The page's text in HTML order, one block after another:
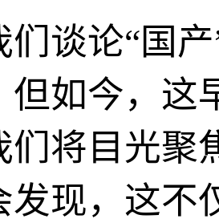
们谈论“国
但如今，这
们将目光聚
发现，这不